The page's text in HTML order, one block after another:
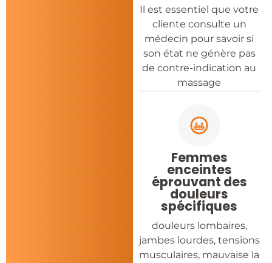
Il est essentiel que votre
cliente consulte un
médecin pour savoir si
son état ne génère pas
de contre-indication au
massage
Femmes
enceintes
éprouvant des
douleurs
spécifiques
douleurs lombaires,
jambes lourdes, tensions
musculaires, mauvaise la